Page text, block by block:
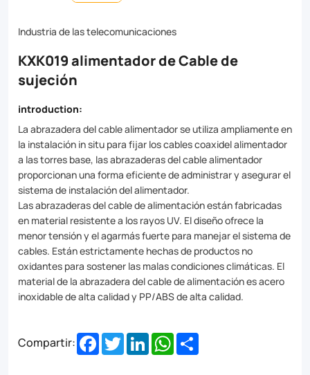
for
cables
of
sizes.
Made
from
high-
grade
materials
like
stainless
steel
and
galvanized
Industria de las telecomunicaciones
KXK019 alimentador de Cable de
sujeción
introduction:
La abrazadera del cable alimentador se utiliza ampliamente en
la instalación in situ para fijar los cables coaxidel alimentador
a las torres base, las abrazaderas del cable alimentador
proporcionan una forma eficiente de administrar y asegurar el
sistema de instalación del alimentador.
Las abrazaderas del cable de alimentación están fabricadas
en material resistente a los rayos UV. El diseño ofrece la
menor tensión y el agarmás fuerte para manejar el sistema de
cables. Están estrictamente hechas de productos no
oxidantes para sostener las malas condiciones climáticas. El
material de la abrazadera del cable de alimentación es acero
inoxidable de alta calidad y PP/ABS de alta calidad.
Compartir: Facebook
TwitterLinkedInWhatsApp